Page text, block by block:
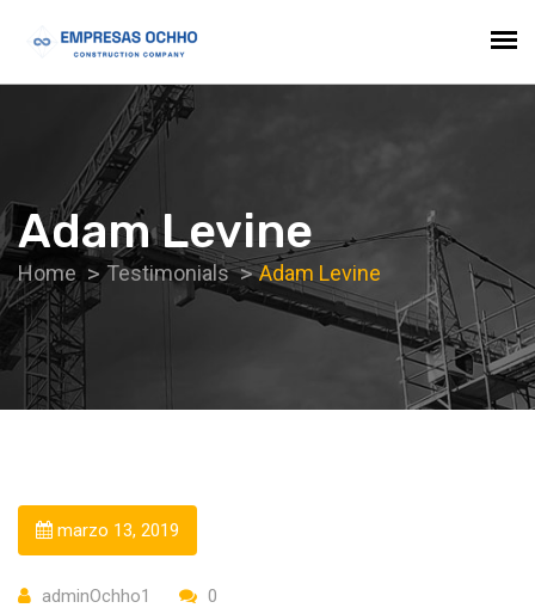
Adam Levine
Home Testimonials Adam Levine
marzo 13, 2019
adminOchho1 0